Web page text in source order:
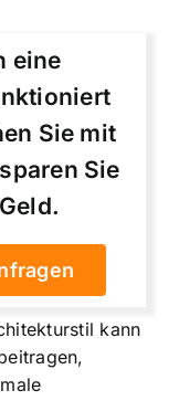
eine
Sie mit
Sie
kann